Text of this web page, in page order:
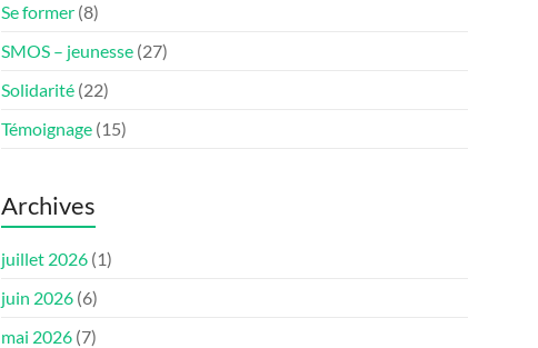
Se former (8)
SMOS – jeunesse (27)
Solidarité (22)
Témoignage (15)
Archives
juillet 2026 (1)
juin 2026 (6)
mai 2026 (7)